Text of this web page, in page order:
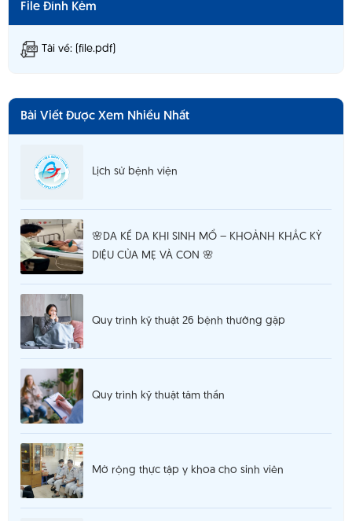
File Đính Kèm
Tải về: (file.pdf)
Bài Viết Được Xem Nhiều Nhất
Lịch sử bệnh viện
🌸DA KỀ DA KHI SINH MỔ – KHOẢNH KHẮC KỲ
DIỆU CỦA MẸ VÀ CON 🌸
Quy trình kỹ thuật 26 bệnh thường gặp
Quy trình kỹ thuật tâm thần
Mở rộng thực tập y khoa cho sinh viên